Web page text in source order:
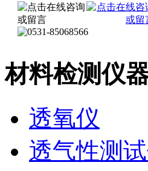
材料检测仪
透氧仪
透气性测